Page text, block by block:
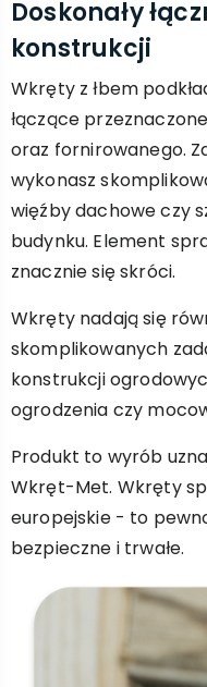
Doskonały
konstrukcji
Wkręty z łbem
łączące
oraz fornirowanego.
wykonasz
więźby dachowe czy
budynku. Element
znacznie się skróci.
Wkręty nadają się
skomplikowanych
konstrukcji
ogrodzenia czy
Produkt to wyrób
Wkręt-Met. Wkręty
europejskie - to
bezpieczne i trwałe.